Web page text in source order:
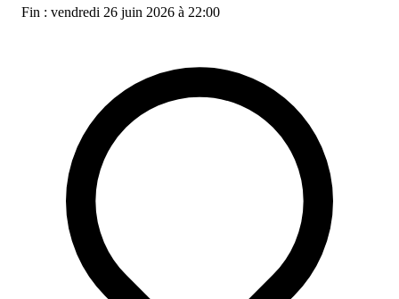
Fin : vendredi 26 juin 2026 à 22:00